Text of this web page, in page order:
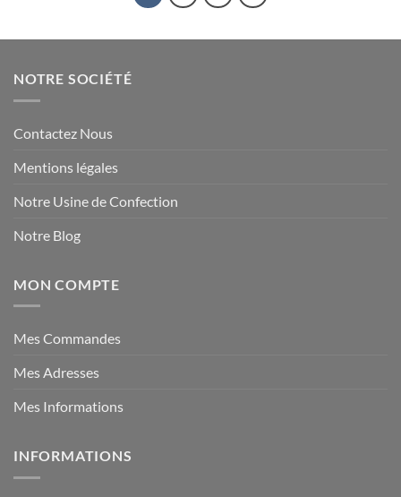
NOTRE SOCIÉTÉ
Contactez Nous
Mentions légales
Notre Usine de Confection
Notre Blog
MON COMPTE
Mes Commandes
Mes Adresses
Mes Informations
INFORMATIONS